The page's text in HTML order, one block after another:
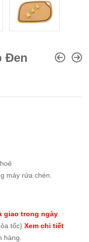
Đen
máy rửa chén.
giao trong ngày
tốc) Xem chi tiết
hàng.